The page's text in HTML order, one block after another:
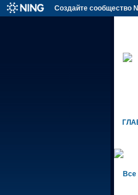
Создайте сообщество
Все